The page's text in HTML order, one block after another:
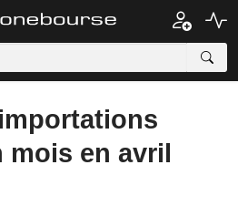
mois en avril